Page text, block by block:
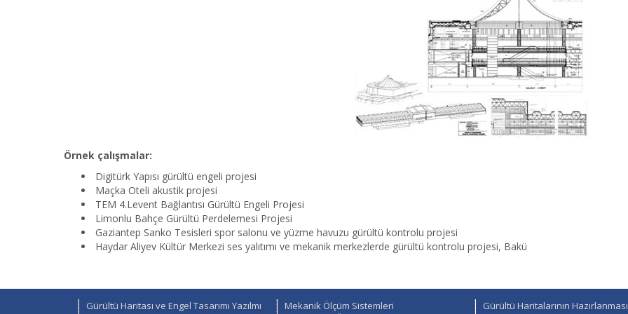
Örnek çalışmalar:
Digitürk Yapısı gürültü engeli projesi
Maçka Oteli akustik projesi
TEM 4.Levent Bağlantısı Gürültü Engeli Projesi
Limonlu Bahçe Gürültü Perdelemesi Projesi
Gaziantep Sanko Tesisleri spor salonu ve yüzme havuzu gürültü kontrolu projesi
Haydar Aliyev Kültür Merkezi ses yalıtımı ve mekanik merkezlerde gürültü kontrolu projesi, Bakü
Gürültü Haritası ve Engel Tasarımı Yazılmı
Mekanik Ölçüm Sistemleri
Gürültü Haritalarının Hazırlanması